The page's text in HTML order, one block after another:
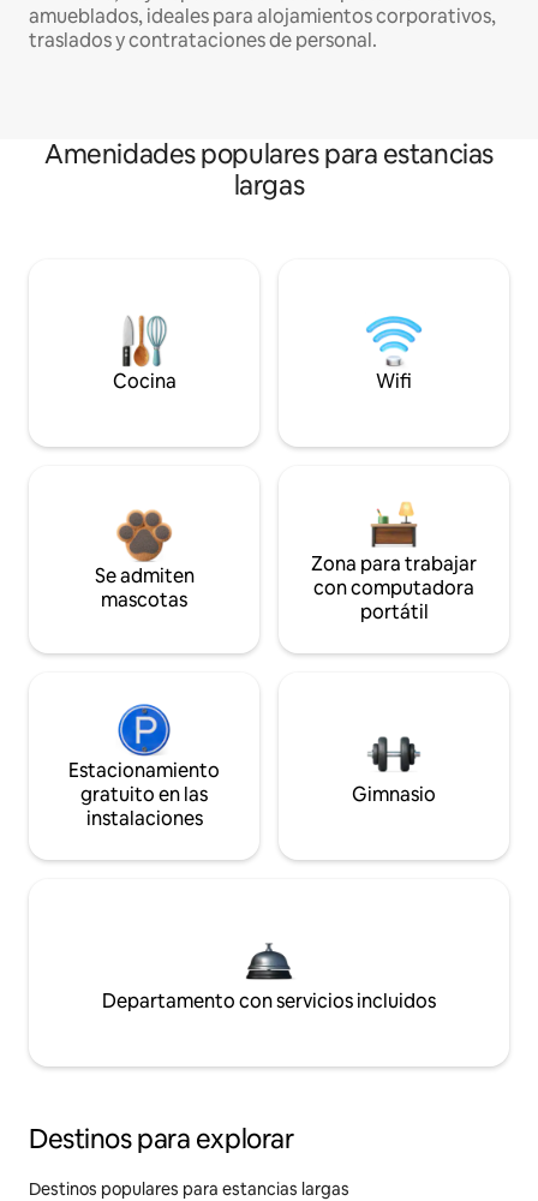
amueblados, ideales para alojamientos corporativos,
traslados y contrataciones de personal.
Amenidades populares para estancias
largas
Cocina Wifi
Se admiten
mascotas
Zona para trabajar
con computadora
portátil
Estacionamiento
gratuito en las
instalaciones
Gimnasio
Departamento con servicios incluidos
Destinos para explorar
Destinos populares para estancias largas